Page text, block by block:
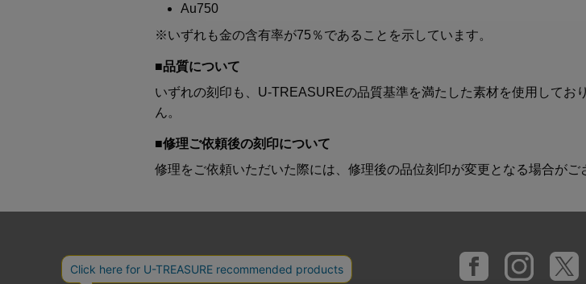
Au750
※いずれも金の含有率が75％であることを示しています。
■品質について
いずれの刻印も、U-TREASUREの品質基準を満たした素材を使用して
ん。
■修理ご依頼後の刻印について
修理をご依頼いただいた際には、修理後の品位刻印が変更となる場合がご